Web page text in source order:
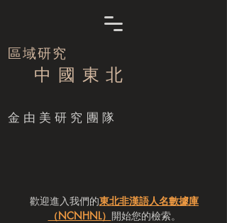
區域研究
中 國 東 北
​金由美研究團隊
歡迎進入我們的東北非漢語人名數據庫
（NCNHNL） 開始您的檢索。